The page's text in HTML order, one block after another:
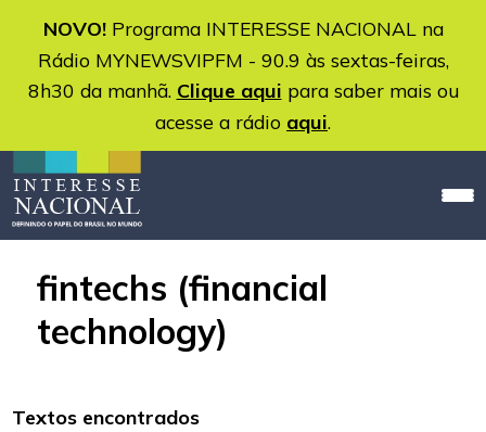
NOVO!Programa INTERESSE NACIONAL na
Rádio MYNEWSVIPFM - 90.9 às sextas-feiras,
8h30 da manhã. Clique aqui para saber mais ou
acesse a rádio aqui.
fintechs (financial
technology)
Textos encontrados